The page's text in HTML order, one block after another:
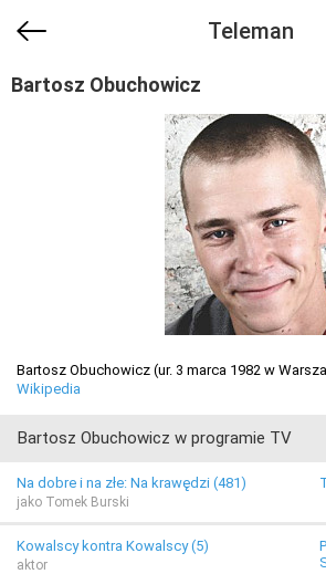
Teleman
Bartosz Obuchowicz
Bartosz Obuchowicz (ur. 3 marca 1982 w
Wikipedia
Bartosz Obuchowicz w programie TV
Na dobre i na złe: Na krawędzi (481)
jako Tomek Burski
Kowalscy kontra Kowalscy (5)
aktor